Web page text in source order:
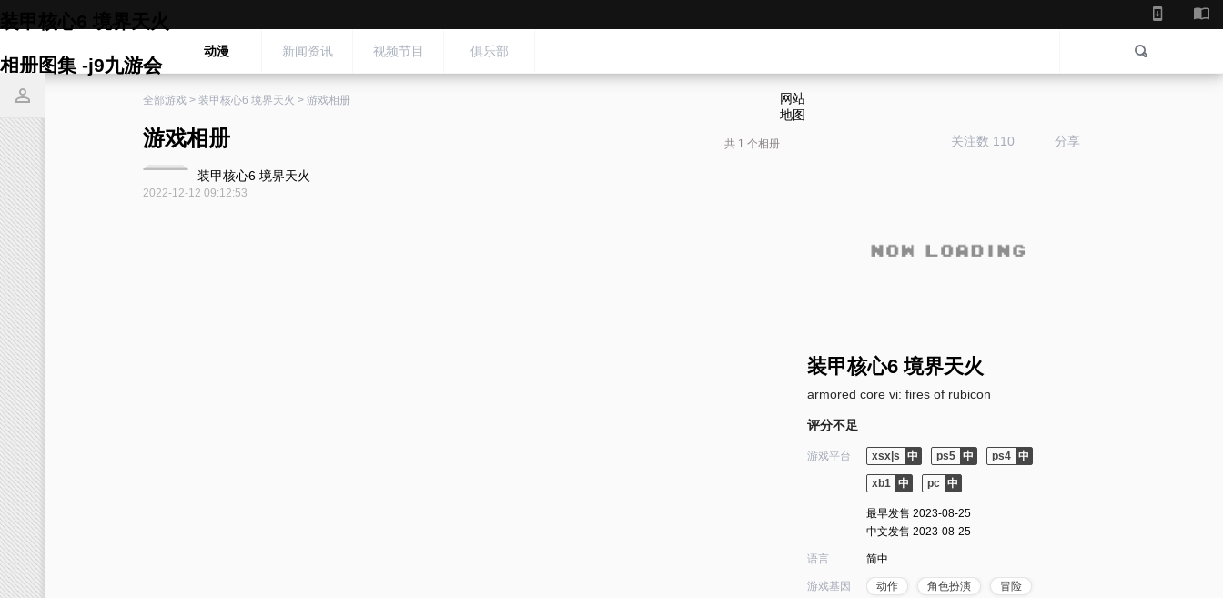
相册图集 -j9九游会
动漫 新闻资讯 视频节目 俱乐部
全部游戏 > 装甲核心6 境界天火 > 游戏相册
关注数 110 分享
装甲核心6 境界天火
armored core vi: fires of rubicon
评分不足
游戏平台 xsx|s ps5 ps4
xb1 pc
最早发售 2023-08-25
中文发售 2023-08-25
语言 简中
游戏基因 动作 角色扮演
冒险
游戏相册 共 1 个相册
装甲核心6 境界天火
2022-12-12 09:12:53
网站
地图